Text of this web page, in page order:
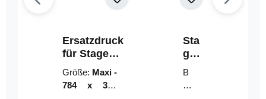
Ersatzdruck
für Stage
Riser
Größe: Maxi -
784 x 314
Sta
geri
ser-
LE
D-
B
un